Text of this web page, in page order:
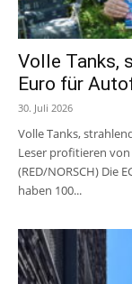
Volle Tanks,
Euro für
30. Juli 2026
Volle Tanks,
Leser profitieren von
(RED/NORSCH) Die
haben 100...